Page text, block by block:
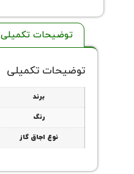
توضیحات تکمیلی
توضیحات تکمیلی
برند
رنگ
نوع اجاق گاز